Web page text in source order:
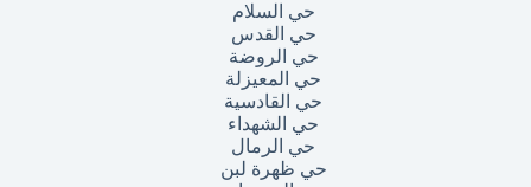
حي السلام
حي القدس
حي الروضة
حي المعيزلة
حي القادسية
حي الشهداء
حي الرمال
حي ظهرة لبن